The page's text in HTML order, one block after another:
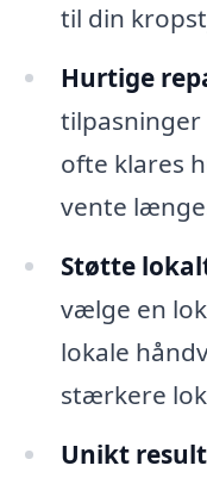
til din
Hurtige
ofte klares
vente
Støtte
vælge en
lokale
stærkere
Unikt